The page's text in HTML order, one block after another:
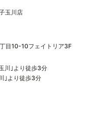
玉川店
目10-10フェイトリア3F
川｣より徒歩3分
｣より徒歩3分